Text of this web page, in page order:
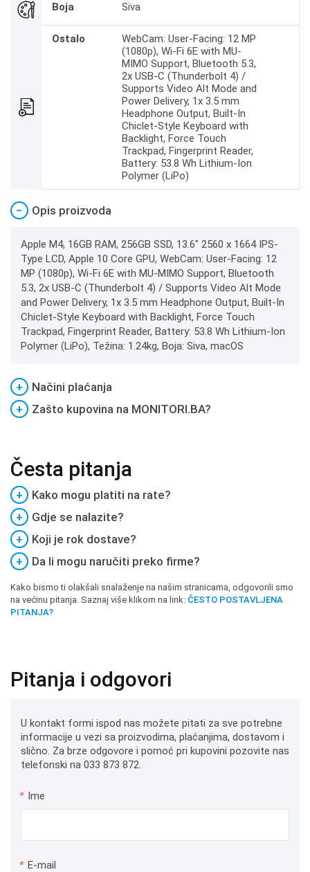
Boja Siva
Ostalo
WebCam: User-Facing: 12 MP
(1080p), Wi-Fi 6E with MU-
MIMO Support, Bluetooth 5.3,
2x USB-C (Thunderbolt 4) /
Supports Video Alt Mode and
Power Delivery, 1x 3.5 mm
Headphone Output, Built-In
Chiclet-Style Keyboard with
Backlight, Force Touch
Trackpad, Fingerprint Reader,
Battery: 53.8 Wh Lithium-Ion
Polymer (LiPo)
− Opis proizvoda
Apple M4, 16GB RAM, 256GB SSD, 13.6" 2560 x 1664 IPS-
Type LCD, Apple 10 Core GPU, WebCam: User-Facing: 12
MP (1080p), Wi-Fi 6E with MU-MIMO Support, Bluetooth
5.3, 2x USB-C (Thunderbolt 4) / Supports Video Alt Mode
and Power Delivery, 1x 3.5 mm Headphone Output, Built-In
Chiclet-Style Keyboard with Backlight, Force Touch
Trackpad, Fingerprint Reader, Battery: 53.8 Wh Lithium-Ion
Polymer (LiPo), Težina: 1.24kg, Boja: Siva, macOS
+
Načini plaćanja
+
Zašto kupovina na MONITORI.BA?
Česta pitanja
+
Kako mogu platiti na rate?
+
Gdje se nalazite?
+
Koji je rok dostave?
+
Da li mogu naručiti preko firme?
Kako bismo ti olakšali snalaženje na našim stranicama, odgovorili smo
na većinu pitanja. Saznaj više klikom na link: ČESTO POSTAVLJENA
PITANJA?
Pitanja i odgovori
U kontakt formi ispod nas možete pitati za sve potrebne
informacije u vezi sa proizvodima, plaćanjima, dostavom i
slično. Za brze odgovore i pomoć pri kupovini pozovite nas
telefonski na 033 873 872.
* Ime
* E-mail